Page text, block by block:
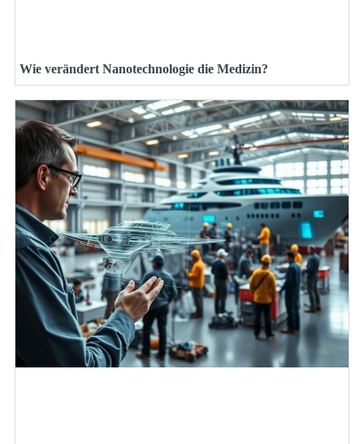
Wie verändert Nanotechnologie die Medizin?